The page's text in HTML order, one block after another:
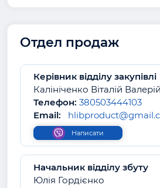
Отдел продаж
Керівник відділу закупівлі
Калініченко Віталій
Телефон: 380503444103
Email:
Написати
Начальник відділу збуту
Юлія Гордієнко